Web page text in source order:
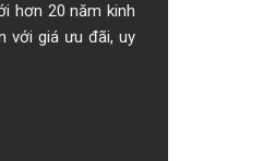
hơn 20 năm kinh
với giá ưu đãi, uy